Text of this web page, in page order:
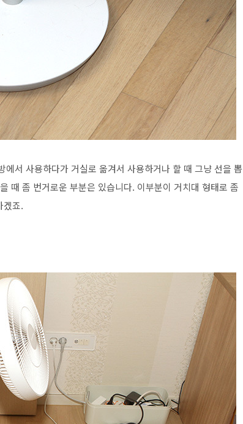
서 사용하다가 거실로 옮겨서 사용하거나 할 때 그냥 선을 뽑
때 좀 번거로운 부분은 있습니다. 이부분이 거치대 형태로 좀
겠죠.